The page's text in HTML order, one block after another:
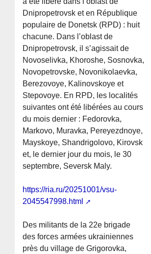
Dnipropetrovsk et en République
populaire de Donetsk (RPD) : huit
chacune. Dans l’oblast de
Dnipropetrovsk, il s’agissait de
Novoselivka, Khoroshe, Sosnovka,
Novopetrovske, Novonikolaevka,
Berezovoye, Kalinovskoye et
Stepovoye. En RPD, les localités
suivantes ont été libérées au cours
du mois dernier : Fedorovka,
Markovo, Muravka, Pereyezdnoye,
Mayskoye, Shandrigolovo, Kirovsk
et, le dernier jour du mois, le 30
septembre, Seversk Maly.
https://ria.ru/20251001/vsu-
2045547998.html
Des militants de la 22e brigade
des forces armées ukrainiennes
près du village de Grigorovka,